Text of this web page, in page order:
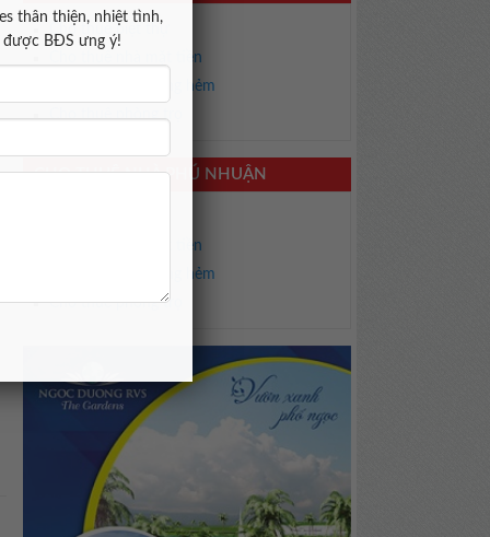
thân thiện, nhiệt tình,
được BĐS ưng ý!
Cho thuê biệt thự
Cho thuê nhà mặt tiền
Cho thuê nhà trong hẻm
Cho thuê phòng trọ
CHO THUÊ NHÀ PHÚ NHUẬN
Cho thuê nhà mặt tiền
Cho thuê nhà trong hẻm
Cho thuê phòng trọ